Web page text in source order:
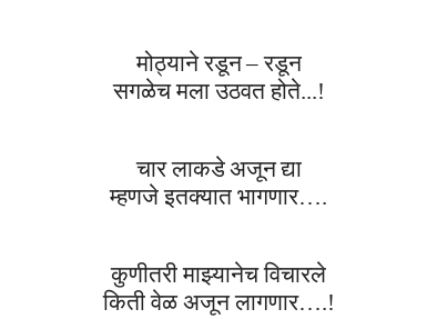
मोठ्यानेरडून– रडून
सगळेचमला उठवत होते...!
चारलाकडेअजूनद्या
म्हणजेइतक्यात भागणार….
कुणीतरीमाझ्यानेचविचारले
किती वेळ अजूनलागणार….!